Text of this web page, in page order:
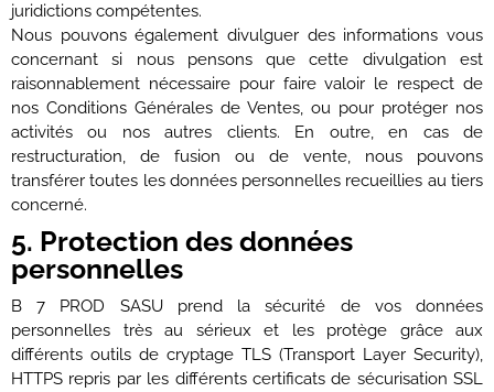
juridictions compétentes.
Nous pouvons également divulguer des informations vous
concernant si nous pensons que cette divulgation est
raisonnablement nécessaire pour faire valoir le respect de
nos Conditions Générales de Ventes, ou pour protéger nos
activités ou nos autres clients. En outre, en cas de
restructuration, de fusion ou de vente, nous pouvons
transférer toutes les données personnelles recueillies au tiers
concerné.
5. Protection des données
personnelles
B 7 PROD SASU prend la sécurité de vos données
personnelles très au sérieux et les protège grâce aux
différents outils de cryptage TLS (Transport Layer Security),
HTTPS repris par les différents certificats de sécurisation SSL